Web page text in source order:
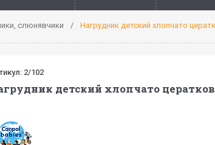
слюнявчики Нагрудник детский хлопчато
2/102
детский хлопчато